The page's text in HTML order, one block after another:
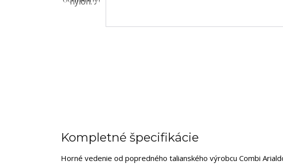
Kompletné špecifikácie
Horné vedenie od popredného talianského výrobcu Combi